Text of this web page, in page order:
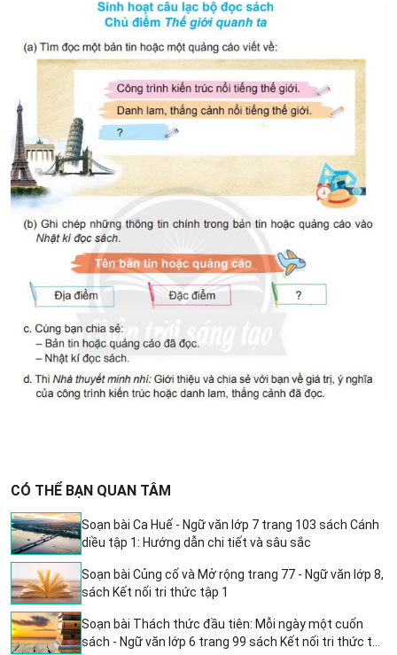
CÓ THỂ BẠN QUAN TÂM
Soạn bài Ca Huế - Ngữ văn lớp 7 trang 103 sách Cánh
diều tập 1: Hướng dẫn chi tiết và sâu sắc
Soạn bài Củng cố và Mở rộng trang 77 - Ngữ văn lớp 8,
sách Kết nối tri thức tập 1
Soạn bài Thách thức đầu tiên: Mỗi ngày một cuốn
sách - Ngữ văn lớp 6 trang 99 sách Kết nối tri thức tập